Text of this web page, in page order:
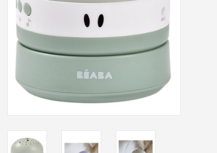
Sales
Merken